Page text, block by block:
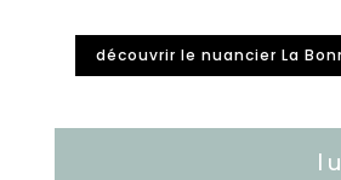
découvrir le nuancier La